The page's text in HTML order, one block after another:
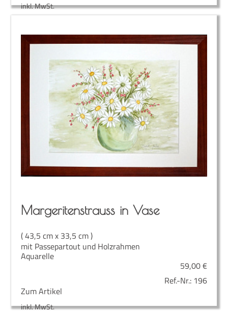
inkl. MwSt.
Mar­ge­ri­ten­strauss in Vase
( 43,5 cm x 33,5 cm )
mit Passepartout und Holzrahmen
Aquarelle
59,00€
Ref.-Nr.: 196
Zum Artikel
inkl. MwSt.